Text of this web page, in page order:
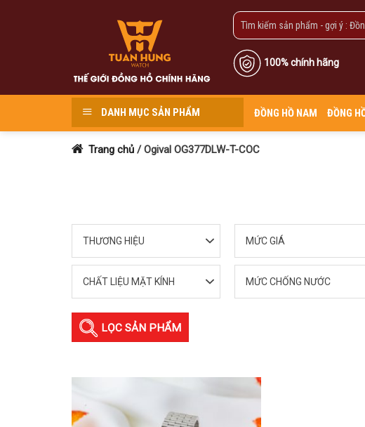
100% chính hãng
DANH MỤC SẢN PHẨM ĐỒNG HỒ NAM ĐỒNG
Trang chủ /Ogival OG377DLW-T-COC
THƯƠNG HIỆU MỨC GIÁ
CHẤT LIỆU MẶT KÍNH MỨC CHỐNG NƯỚC
LỌC SẢN PHẨM